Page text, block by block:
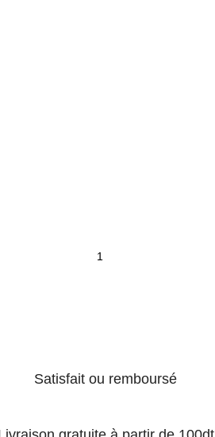
Satisfait ou remboursé